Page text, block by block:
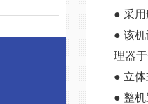
● 采
● 该
理器
● 立
● 整